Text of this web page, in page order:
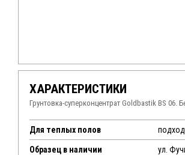
ХАРАКТЕРИСТИКИ
Грунтовка-суперконцентрат Goldbastik BS 06.
Для теплых полов
Образец в наличии ул.